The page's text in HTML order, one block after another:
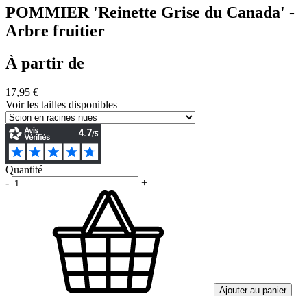
POMMIER 'Reinette Grise du Canada' -
Arbre fruitier
À partir de
17,95 €
Voir les tailles disponibles
Quantité
-
+
Ajouter au panier